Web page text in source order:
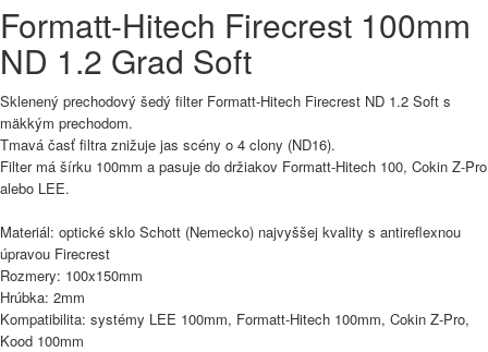
Formatt-Hitech Firecrest 100mm
ND 1.2 Grad Soft
Sklenený prechodový šedý filter Formatt-Hitech Firecrest ND 1.2 Soft s
mäkkým prechodom.
Tmavá časť filtra znižuje jas scény o 4 clony (ND16).
Filter má šírku 100mm a pasuje do držiakov Formatt-Hitech 100, Cokin Z-Pro
alebo LEE.
Materiál: optické sklo Schott (Nemecko) najvyššej kvality s antireflexnou
úpravou Firecrest
Rozmery: 100x150mm
Hrúbka: 2mm
Kompatibilita: systémy LEE 100mm, Formatt-Hitech 100mm, Cokin Z-Pro,
Kood 100mm